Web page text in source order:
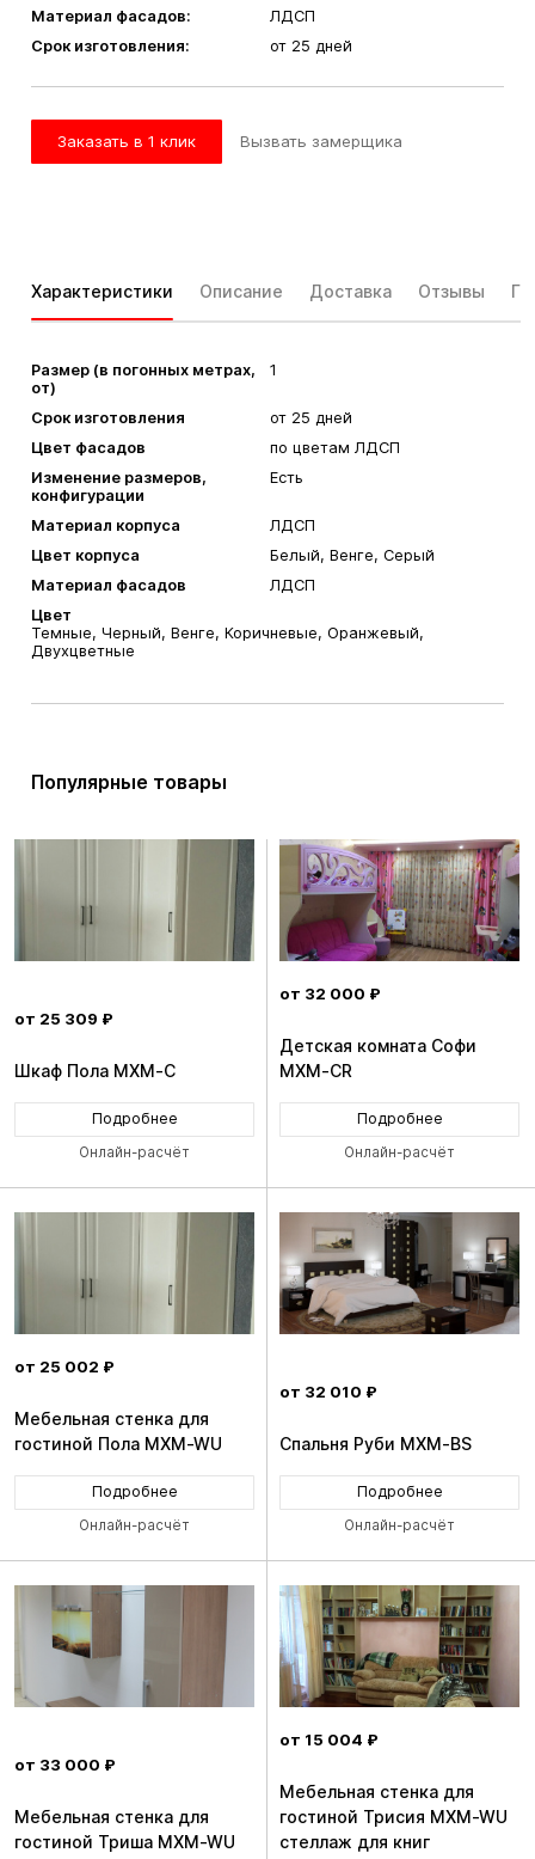
Материал фасадов:
ЛДСП
Срок изготовления:
от 25 дней
Заказать в 1 клик Вызвать замерщика
Характеристики Описание Доставка Отзывы
Размер (в погонных метрах,
от)
1
Срок изготовления
от 25 дней
Цвет фасадов
по цветам ЛДСП
Изменение размеров,
конфигурации
Есть
Материал корпуса
ЛДСП
Цвет корпуса
Белый, Венге, Серый
Материал фасадов
ЛДСП
Цвет
Темные, Черный, Венге, Коричневые, Оранжевый,
Двухцветные
Популярные товары
от 25 309 ₽
Шкаф Пола MXM-C
Подробнее
Онлайн-расчёт
от 32 000 ₽
Детская комната Софи
MXM-CR
Подробнее
Онлайн-расчёт
от 25 002 ₽
Мебельная стенка для
гостиной Пола MXM-WU
Подробнее
Онлайн-расчёт
от 32 010 ₽
Спальня Руби MXM-BS
Подробнее
Онлайн-расчёт
от 33 000 ₽
Мебельная стенка для
гостиной Триша MXM-WU
от 15 004 ₽
Мебельная стенка для
гостиной Трисия MXM-WU
стеллаж для книг